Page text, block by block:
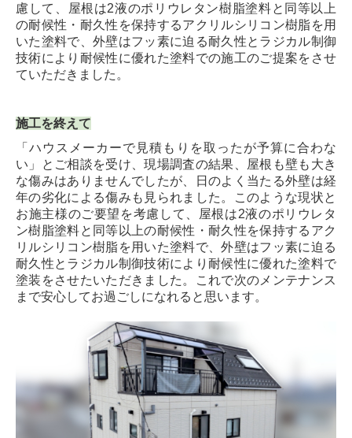
慮して、屋根は2液のポリウレタン樹脂塗料と同等以上
の耐候性・耐久性を保持するアクリルシリコン樹脂を用
いた塗料で、外壁はフッ素に迫る耐久性とラジカル制御
技術により耐候性に優れた塗料での施工のご提案をさせ
ていただきました。
施工を終えて
「ハウスメーカーで見積もりを取ったが予算に合わな
い」とご相談を受け、現場調査の結果、屋根も壁も大き
な傷みはありませんでしたが、日のよく当たる外壁は経
年の劣化による傷みも見られました。このような現状と
お施主様のご要望を考慮して、屋根は2液のポリウレタ
ン樹脂塗料と同等以上の耐候性・耐久性を保持するアク
リルシリコン樹脂を用いた塗料で、外壁はフッ素に迫る
耐久性とラジカル制御技術により耐候性に優れた塗料で
塗装をさせたいただきました。これで次のメンテナンス
まで安心してお過ごしになれると思います。